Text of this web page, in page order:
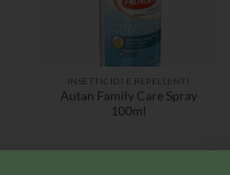
INSETTICIDI E REPELLENTI
Autan Family Care Spray
100ml